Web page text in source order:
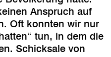
Anspruch auf
Oft konnten wir nur
tun, in dem die
Schicksale von